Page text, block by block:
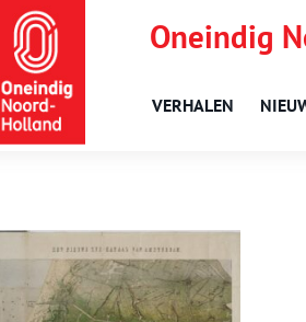
Oneindig
VERHALEN